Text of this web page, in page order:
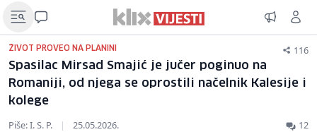
ŽIVOT PROVEO NA PLANINI 116
Spasilac Mirsad Smajić je jučer poginuo na
Romaniji, od njega se oprostili načelnik Kalesije i
kolege
Piše: I. S. P. | 25.05.2026. 12